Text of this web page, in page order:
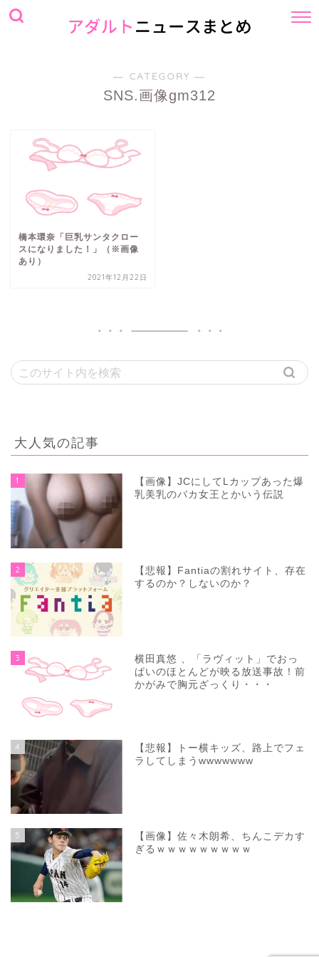
― CATEGORY ―
SNS.画像gm312
橋本環奈「巨乳サンタクロー
スになりました！」（※画像
あり）
2021年12月22日
大人気の記事
1
【画像】JCにしてLカップあった爆
乳美乳のバカ女王とかいう伝説
2
【悲報】Fantiaの割れサイト、存在
するのか？しないのか？
3
横田真悠 、「ラヴィット」でおっ
ぱいのほとんどが映る放送事故！前
かがみで胸元ざっくり・・・
4
【悲報】トー横キッズ、路上でフェ
ラしてしまうwwwwwww
5
【画像】佐々木朗希、ちんこデカす
ぎるｗｗｗｗｗｗｗｗｗ